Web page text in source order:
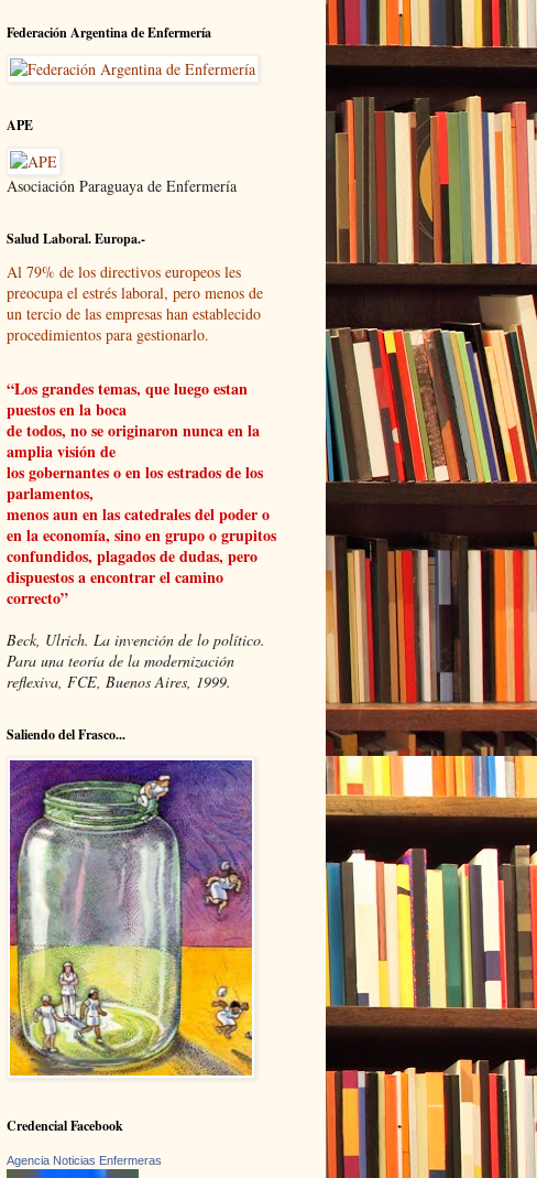
Federación Argentina de Enfermería
APE
Asociación Paraguaya de Enfermería
Salud Laboral. Europa.-
Al 79% de los directivos europeos les
preocupa el estrés laboral, pero menos de
un tercio de las empresas han establecido
procedimientos para gestionarlo.
“Los grandes temas, que luego estan
puestos en la boca
de todos, no se originaron nunca en la
amplia visión de
los gobernantes o en los estrados de los
parlamentos,
menos aun en las catedrales del poder o
en la economía, sino en grupo o grupitos
confundidos, plagados de dudas, pero
dispuestos a encontrar el camino
correcto”
Beck, Ulrich. La invención de lo político.
Para una teoría de la modernización
reflexiva, FCE, Buenos Aires, 1999.
Saliendo del Frasco...
Credencial Facebook
Agencia Noticias Enfermeras